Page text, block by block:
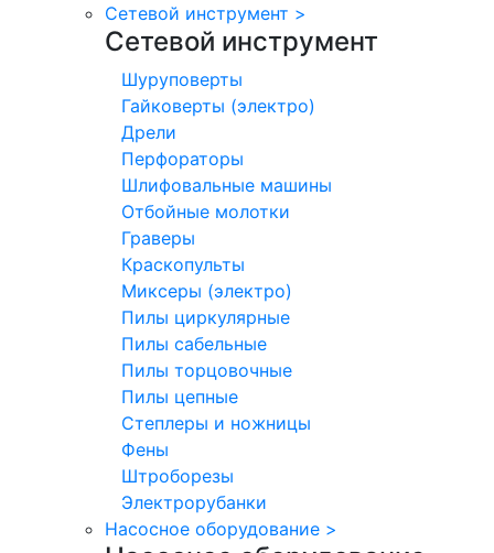
Сетевой инструмент >
Сетевой инструмент
Шуруповерты
Гайковерты (электро)
Дрели
Перфораторы
Шлифовальные машины
Отбойные молотки
Граверы
Краскопульты
Миксеры (электро)
Пилы циркулярные
Пилы сабельные
Пилы торцовочные
Пилы цепные
Степлеры и ножницы
Фены
Штроборезы
Электрорубанки
Насосное оборудование >